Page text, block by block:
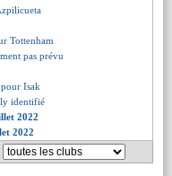
Tottenham
pas prévu
Isak
identifié
2022
2022